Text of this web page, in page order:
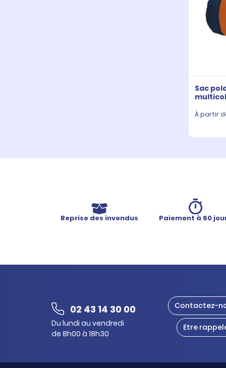
Sac
À partir
Reprise des invendus Paiement à 60
02 43 14 30 00
Du lundi au vendredi
de 8h00 à 18h30
Contactez-
Etre